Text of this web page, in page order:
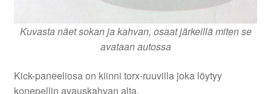
Kuvasta näet sokan ja kahvan, osaat järkeillä miten se
avataan autossa
Kick-paneeliosa on kiinni torx-ruuvilla joka löytyy
konepellin avauskahvan alta.